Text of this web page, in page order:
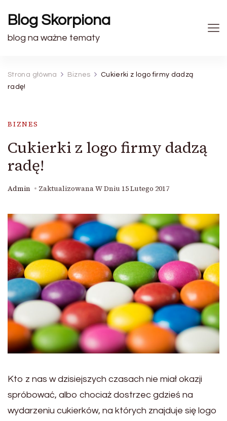
Blog Skorpiona
blog na ważne tematy
Strona główna Biznes
Cukierki z logo firmy dadzą
radę!
BIZNES
Cukierki z logo firmy dadzą
radę!
Admin Zaktualizowana W Dniu 15 Lutego 2017
Kto z nas w dzisiejszych czasach nie miał okazji
spróbować, albo chociaż dostrzec gdzieś na
wydarzeniu cukierków, na których znajduje się logo